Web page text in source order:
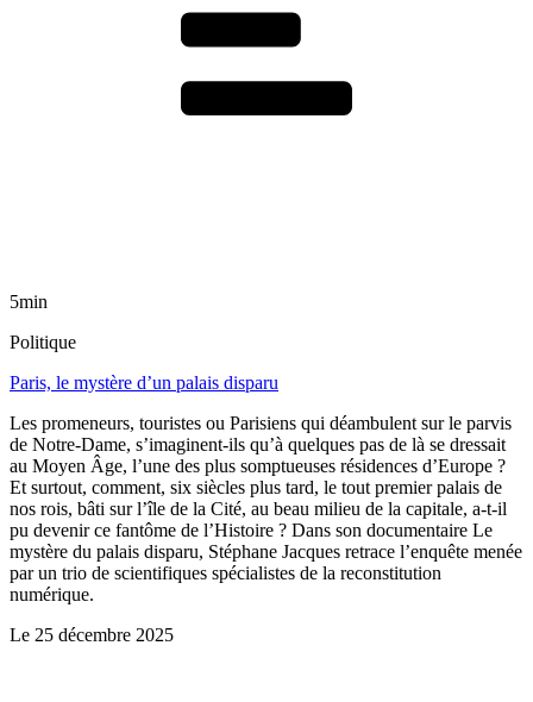
5min
Politique
Paris, le mystère d’un palais disparu
Les promeneurs, touristes ou Parisiens qui déambulent sur le parvis
de Notre-Dame, s’imaginent-ils qu’à quelques pas de là se dressait
au Moyen Âge, l’une des plus somptueuses résidences d’Europe ?
Et surtout, comment, six siècles plus tard, le tout premier palais de
nos rois, bâti sur l’île de la Cité, au beau milieu de la capitale, a-t-il
pu devenir ce fantôme de l’Histoire ? Dans son documentaire Le
mystère du palais disparu, Stéphane Jacques retrace l’enquête menée
par un trio de scientifiques spécialistes de la reconstitution
numérique.
Le 25 décembre 2025